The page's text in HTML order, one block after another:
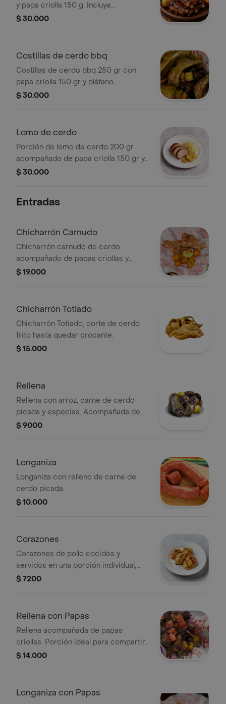
y papa criolla 150 g. Incluye
guarniciones visibles en la imagen.
$ 30.000
Costillas de cerdo bbq
Costillas de cerdo bbq 250 gr con
papa criolla 150 gr y plátano.
$ 30.000
Lomo de cerdo
Porción de lomo de cerdo 200 gr
acompañado de papa criolla 150 gr y
plátano.
$ 30.000
Entradas
Chicharrón Carnudo
Chicharrón carnudo de cerdo
acompañado de papas criollas y
limón.
$ 19.000
Chicharrón Totiado
Chicharrón Totiado, corte de cerdo
frito hasta quedar crocante.
$ 15.000
Rellena
Rellena con arroz, carne de cerdo
picada y especias. Acompañada de
papas.
$ 9000
Longaniza
Longaniza con relleno de carne de
cerdo picada.
$ 10.000
Corazones
Corazones de pollo cocidos y
servidos en una porción individual,
decorados con hierbas frescas.
$ 7200
Rellena con Papas
Rellena acompañada de papas
criollas. Porción ideal para compartir.
$ 14.000
Longaniza con Papas